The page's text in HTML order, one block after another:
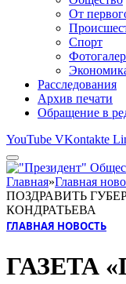
От
Спорт
Расследования
Архив печати
Обращение в
YouTube VKontakte
Главная»Главная
ПОЗДРАВИТЬ
КОНДРАТЬЕВА
ГЛАВНАЯ НОВОСТЬ
ГАЗЕТА